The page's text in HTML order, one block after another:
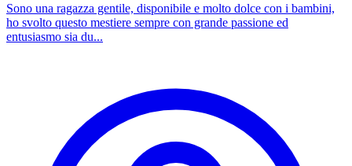
Sono una ragazza gentile, disponibile e molto dolce con i bambini,
ho svolto questo mestiere sempre con grande passione ed
entusiasmo sia du...